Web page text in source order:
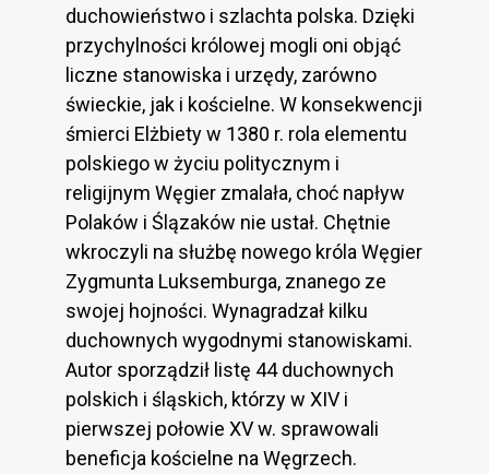
duchowieństwo i szlachta polska. Dzięki
przychylności królowej mogli oni objąć
liczne stanowiska i urzędy, zarówno
świeckie, jak i kościelne. W konsekwencji
śmierci Elżbiety w 1380 r. rola elementu
polskiego w życiu politycznym i
religijnym Węgier zmalała, choć napływ
Polaków i Ślązaków nie ustał. Chętnie
wkroczyli na służbę nowego króla Węgier
Zygmunta Luksemburga, znanego ze
swojej hojności. Wynagradzał kilku
duchownych wygodnymi stanowiskami.
Autor sporządził listę 44 duchownych
polskich i śląskich, którzy w XIV i
pierwszej połowie XV w. sprawowali
beneficja kościelne na Węgrzech.